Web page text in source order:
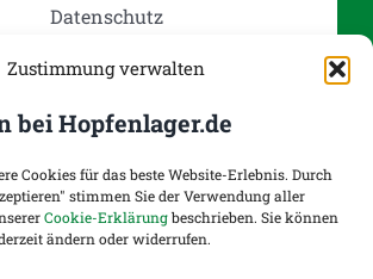
Zustimmung verwalten
bei Hopfenlager.de
Cookies für das beste Website-Erlebnis. Durch
stimmen Sie der Verwendung aller
Cookie-Erklärungbeschrieben. Sie können
ändern oder widerrufen.
Datenschutz
Kontakt
und Zahlungsoptionen